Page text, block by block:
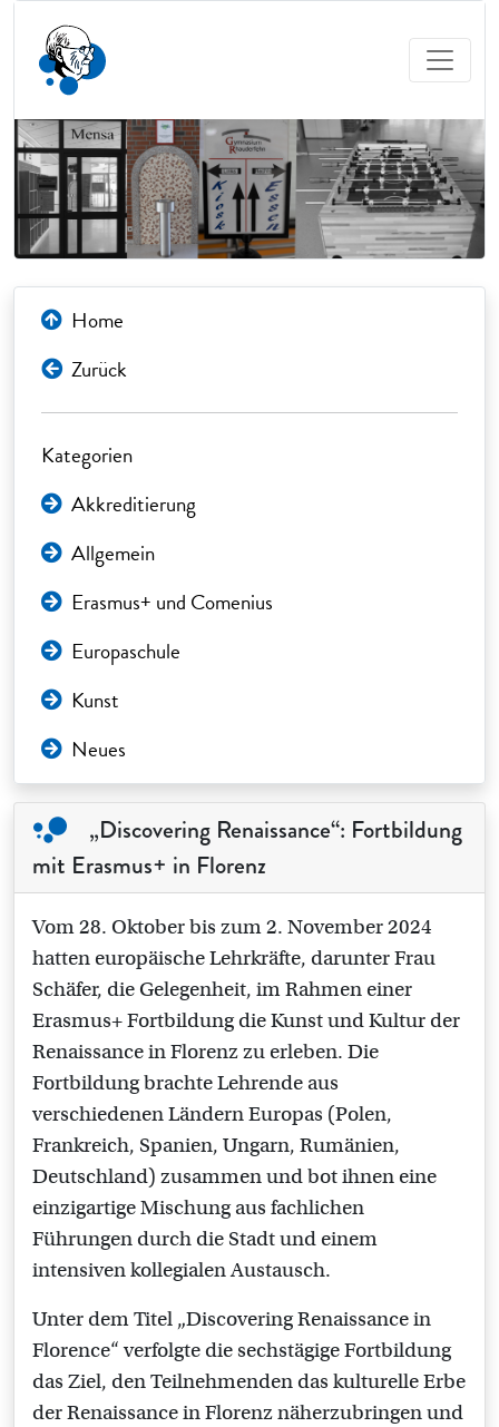
Home
Zurück
Kategorien
Akkreditierung
Allgemein
Erasmus+ und Comenius
Europaschule
Kunst
Neues
„Discovering Renaissance“: Fortbildung
mit Erasmus+ in Florenz
Vom 28. Oktober bis zum 2. November 2024
hatten europäische Lehrkräfte, darunter Frau
Schäfer, die Gelegenheit, im Rahmen einer
Erasmus+ Fortbildung die Kunst und Kultur der
Renaissance in Florenz zu erleben. Die
Fortbildung brachte Lehrende aus
verschiedenen Ländern Europas (Polen,
Frankreich, Spanien, Ungarn, Rumänien,
Deutschland) zusammen und bot ihnen eine
einzigartige Mischung aus fachlichen
Führungen durch die Stadt und einem
intensiven kollegialen Austausch.
Unter dem Titel „Discovering Renaissance in
Florence“ verfolgte die sechstägige Fortbildung
das Ziel, den Teilnehmenden das kulturelle Erbe
der Renaissance in Florenz näherzubringen und